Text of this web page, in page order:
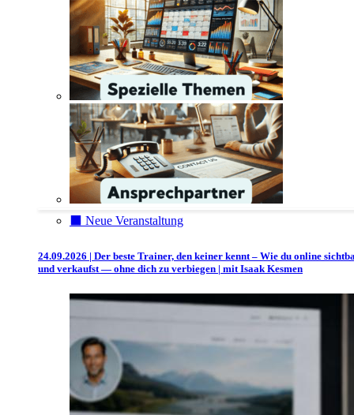
⬛️ Neue Veranstaltung
24.09.2026 | Der beste Trainer, den keiner kennt – Wie du online
und verkaufst — ohne dich zu verbiegen | mit Isaak Kesmen